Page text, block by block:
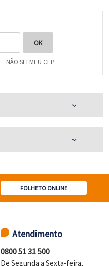
NÃO SEI MEU CEP
expand_more
expand_more
FOLHETO ONLINE
Atendimento
0800 51 31 500
De Segunda a Sexta-feira,